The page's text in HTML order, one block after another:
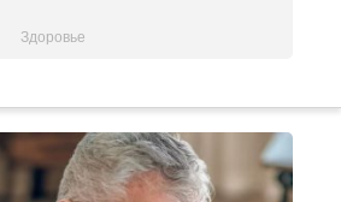
Здоровье